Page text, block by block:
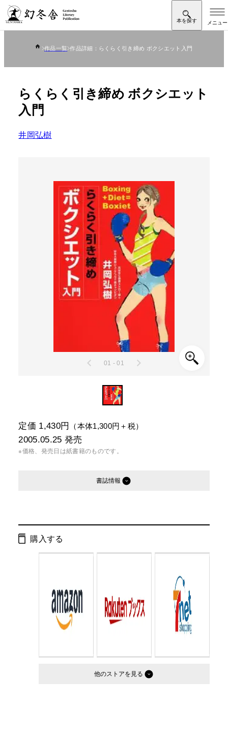
作品一覧 作品詳細：らくらく引き締め ボクシエット入門
らくらく引き締め ボクシエット
入門
井岡弘樹
01 - 01
定価 1,430円 （本体1,300円＋税）
2005.05.25 発売
※価格、発売日は紙書籍のものです。
書誌情報
ISBN： 9784344007864
判型：
購入する
他のストア